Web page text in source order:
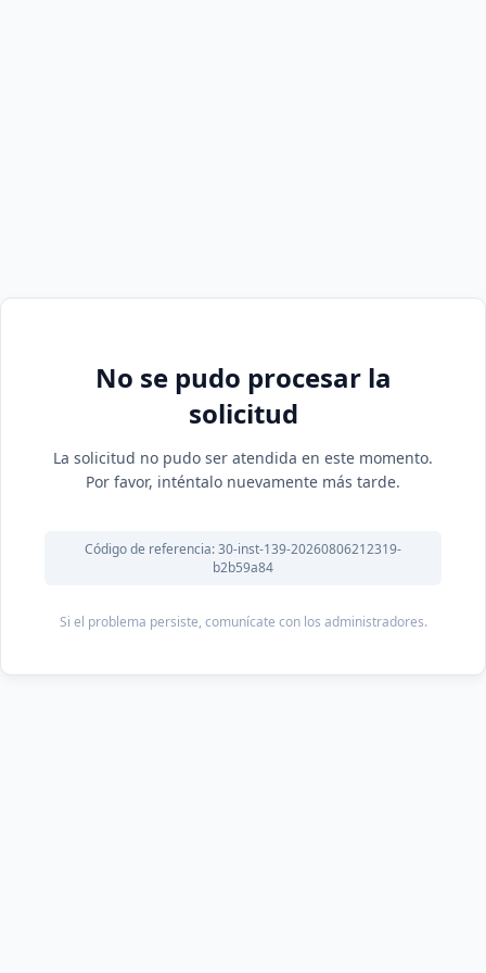
No se pudo procesar la
solicitud
La solicitud no pudo ser atendida en este momento.
Por favor, inténtalo nuevamente más tarde.
Código de referencia: 30-inst-139-20260806212319-
b2b59a84
Si el problema persiste, comunícate con los administradores.